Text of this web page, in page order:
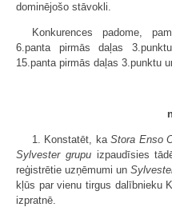
dominējošo stāvokli.
Konkurences padome,
6.panta pirmās daļas
15.panta pirmās daļas 3.punktu
1. Konstatēt, kaStora Enso
Sylvester grupuizpaudīsies
reģistrētie uzņēmumi un
kļūs par vienu tirgus dalībnieku
izpratnē.